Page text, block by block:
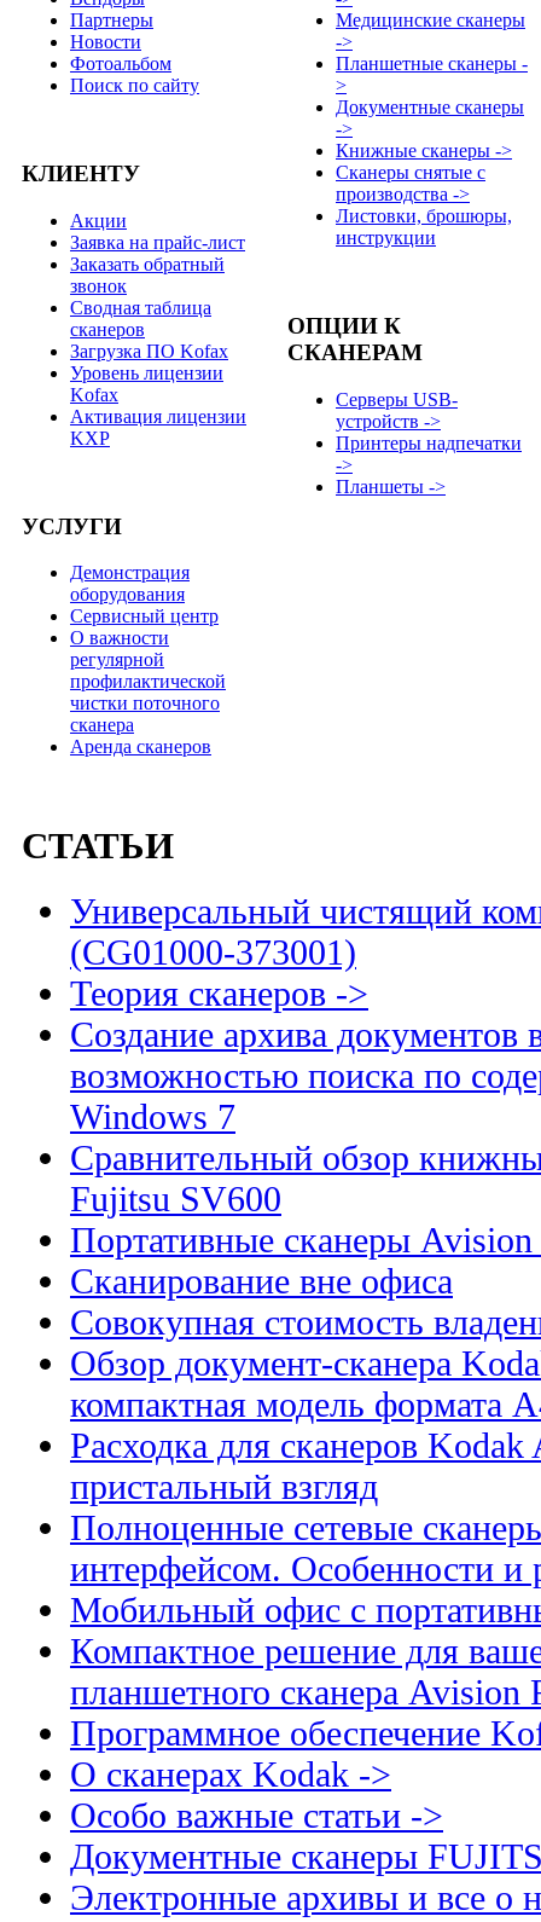
Партнеры
Новости
Фотоальбом
Поиск по сайту
КЛИЕНТУ
Акции
Заявка на прайс-лист
Заказать обратный
звонок
Сводная таблица
сканеров
Загрузка ПО Kofax
Уровень лицензии
Kofax
Активация лицензии
KXP
УСЛУГИ
Демонстрация
оборудования
Сервисный центр
О важности
регулярной
профилактической
чистки поточного
сканера
Аренда сканеров
Медицинские сканеры
->
Планшетные сканеры -
>
Документные сканеры
->
Книжные сканеры ->
Сканеры снятые с
производства ->
Листовки, брошюры,
инструкции
ОПЦИИ К
СКАНЕРАМ
Серверы USB-
устройств ->
Принтеры надпечатки
->
Планшеты ->
СТАТЬИ
Универсальный чистящий
(CG01000-373001)
Теория сканеров ->
Создание архива документов
возможностью поиска по
Windows 7
Сравнительный обзор
Fujitsu SV600
Портативные сканеры Avision
Сканирование вне офиса
Совокупная стоимость
Обзор документ-сканера
компактная модель формата
Расходка для сканеров
пристальный взгляд
Полноценные сетевые
интерфейсом. Особенности и
Мобильный офис с
Компактное решение для
планшетного сканера Avision
Программное обеспечение
О сканерах Kodak ->
Особо важные статьи ->
Документные сканеры
Электронные архивы и все о